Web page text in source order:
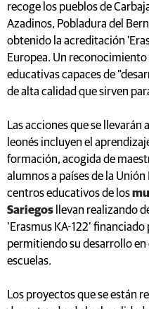
recoge los pueblos de
Azadinos, Pobladura del
obtenido la acreditación
Europea. Un
educativas capaces de
de alta calidad que sirven
Las acciones que se llevarán
leonés incluyen el
formación, acogida de
alumnos a países de la
centros educativos de los
Sariegos
llevan realizando
‘Erasmus KA-122’
permitiendo su desarrollo
escuelas.
Los proyectos que se están